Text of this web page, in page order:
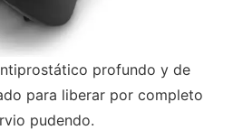
profundo y de
para liberar por completo
pudendo.